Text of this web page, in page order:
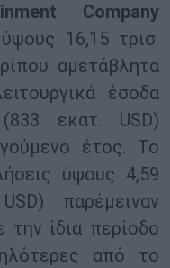
Company
16,15 τρισ.
αμετάβλητα
έσοδα
εκατ. USD)
έτος. Το
ύψους 4,59
παρέμειναν
ίδια περίοδο
από το